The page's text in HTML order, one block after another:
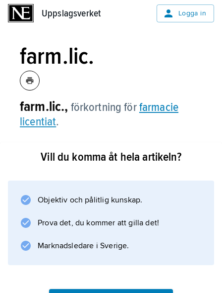
Uppslagsverket Logga in
farm.lic.
farm.lic., förkortning förfarmacie
licentiat.
Vill du komma åt hela artikeln?
Objektiv och pålitlig kunskap.
Prova det, du kommer att gilla det!
Marknadsledare i Sverige.